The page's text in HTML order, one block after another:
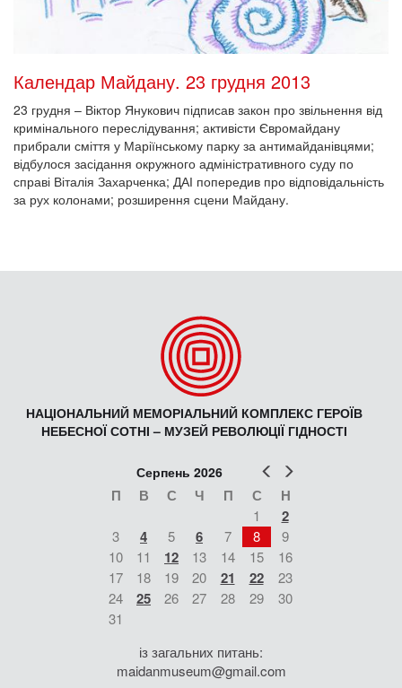
Календар Майдану. 23 грудня 2013
23 грудня – Віктор Янукович підписав закон про звільнення від
кримінального переслідування; активісти Євромайдану
прибрали сміття у Маріїнському парку за антимайданівцями;
відбулося засідання окружного адміністративного суду по
справі Віталія Захарченка; ДАІ попередив про відповідальність
за рух колонами; розширення сцени Майдану.
НАЦІОНАЛЬНИЙ МЕМОРІАЛЬНИЙ КОМПЛЕКС ГЕРОЇВ
НЕБЕСНОЇ СОТНІ – МУЗЕЙ РЕВОЛЮЦІЇ ГІДНОСТІ
Попер
Серпень 2026
П В С Ч П С Н
1 2
3 4 5 6 7 8
9
10
11 12 13 14 15
16
17
18 19 20 21 22
23
24
25 26 27 28 29
30
31
із загальних питань:
maidanmuseum@gmail.com